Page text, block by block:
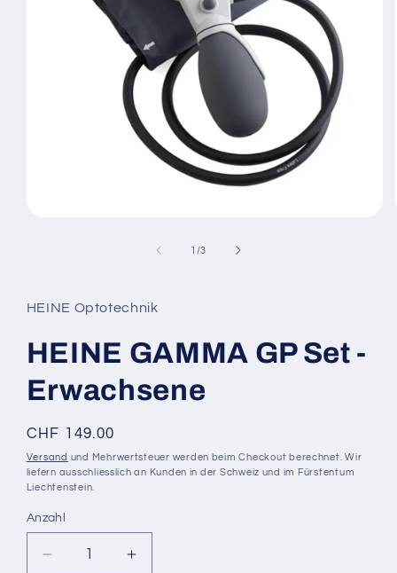
1 /von
3
HEINE Optotechnik
HEINE GAMMA GP Set -
Erwachsene
Normaler
Preis
CHF 149.00
Versand und Mehrwertsteuer werden beim Checkout berechnet. Wir
liefern ausschliesslich an Kunden in der Schweiz und im Fürstentum
Liechtenstein.
Anzahl
Anzahl
Verringere
Erhöhe